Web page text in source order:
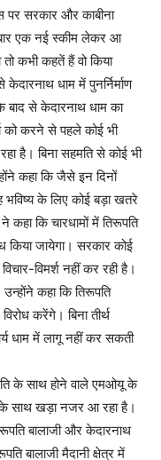
पर सरकार और काबीना
बार एक नई स्कीम लेकर आ
कभी कहतें हैं वो किया
धाम में पुनर्निर्माण
के बाद से केदारनाथ धाम का
को करने से पहले कोई भी
रहा है। बिना सहमति से कोई भी
कहा कि जैसे इन दिनों
भविष्य के लिए कोई बड़ा खतरे
कहा कि चारधामों में तिरूपति
किया जायेगा। सरकार कोई
विमर्श नहीं कर रही है।
कहा कि तिरूपति
करेंगे। बिना तीर्थ
धाम में लागू नहीं कर सकती
के साथ होने वाले एमओयू के
के साथ खड़ा नजर आ रहा है।
बालाजी और केदारनाथ
बालाजी मैदानी क्षेत्र में